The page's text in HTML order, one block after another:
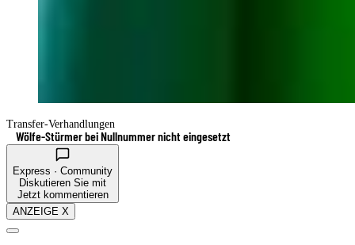
Transfer-Verhandlungen
Wölfe-Stürmer bei Nullnummer nicht eingesetzt
Express · Community
Diskutieren Sie mit
Jetzt kommentieren
ANZEIGE X